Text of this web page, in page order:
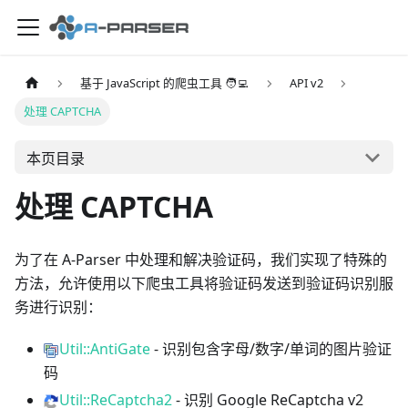
基于 JavaScript 的爬虫工具 🧑‍💻
API v2
处理 CAPTCHA
本页目录
处理 CAPTCHA
为了在 A-Parser 中处理和解决验证码，我们实现了特殊的
方法，允许使用以下爬虫工具将验证码发送到验证码识别服
务进行识别：
Util::AntiGate- 识别包含字母/数字/单词的图片验证
码
Util::ReCaptcha2- 识别 Google ReCaptcha v2